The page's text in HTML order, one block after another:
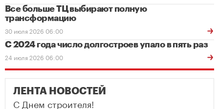
Все больше ТЦ выбирают полную
трансформацию
30 июля 2026 06:00
С 2024 года число долгостроев упало в пять раз
24 июля 2026 06:00
ЛЕНТА НОВОСТЕЙ
С Днем строителя!